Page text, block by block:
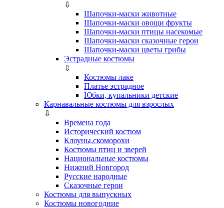
⇩
Шапочки-маски животные
Шапочки-маски овощи фрукты
Шапочки-маски птицы насекомые
Шапочки-маски сказочные герои
Шапочки-маски цветы грибы
Эстрадные костюмы
⇩
Костюмы лаке
Платье эстрадное
Юбки, купальники детские
Карнавальные костюмы для взрослых
⇩
Времена года
Исторический костюм
Клоуны,скоморохи
Костюмы птиц и зверей
Национальные костюмы
Нижний Новгород
Русские народные
Сказочные герои
Костюмы для выпускных
Костюмы новогодние